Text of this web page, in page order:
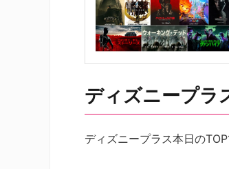
ディズニープラ
ディズニープラス本日の